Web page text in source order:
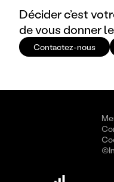
Décider c’est
de vous donner
Contactez-nous